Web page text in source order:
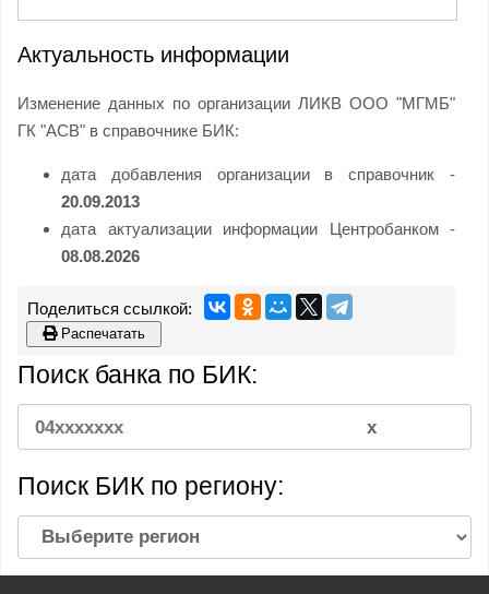
Актуальность информации
Изменение данных по организации ЛИКВ ООО "МГМБ"
ГК "АСВ" в справочнике БИК:
дата добавления организации в справочник -
20.09.2013
дата актуализации информации Центробанком -
08.08.2026
Распечатать
Поиск банка по БИК:
Поиск БИК по региону: